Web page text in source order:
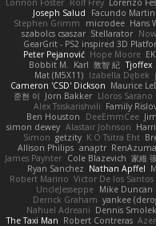
Lonnon Foster Rolf Frey Lorenzo
Joseph Salud
Facundo
Stephen Grimm
microdee Hans
szabolcs csaszar Stellarator
GearGrit - PS2 inspired 3D
Peter Pejanović Hope Moore EK
Bobbit M. Karl 敦智 紀 Tjoffex
Mat (M5X11) Izabella Dębek
Cameron 'CSD' Dickson Maurice
준현 이 Jorn Bakker Lloros Sarano
Alex Tsiskarishvili Family
Ben Houston
DeeEmmCee
simon dewey Alastair Johnson
Simon getzity K.O Tsitra Eht
Allison Philips anaptr
James Paynter Cole Blazevich 家維
Ryan Sanchez Nathan Apffel
Robert Marino Victor De los Santos
UncleJesseppe Mike Duncan
Derrick Graham yankee
Nahuel Adreani Dennis Smolek
The Taxi Man Robert Contreras